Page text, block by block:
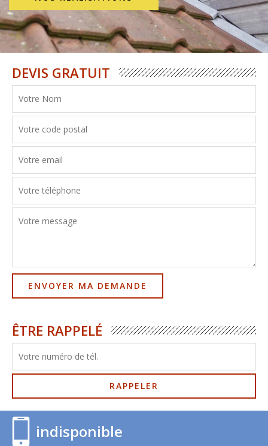
DEVIS GRATUIT
ÊTRE RAPPELÉ
indisponible